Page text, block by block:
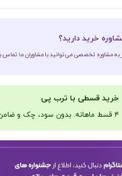
خرید دارید؟
به مشاوره تخصصی می‌توانید با مشاوران ما تماس
​​​خرید قسطی با ترب پی
۴ قسط ماهانه. بدون سود، چک و ضامن​​​​​​​